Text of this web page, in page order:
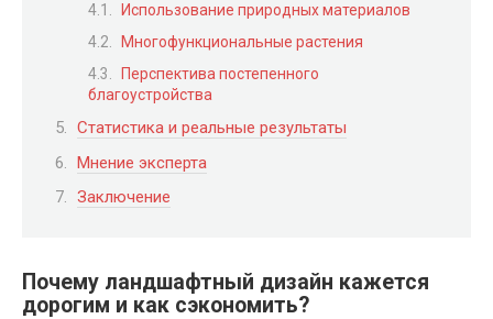
Использование природных материалов
Многофункциональные растения
Перспектива постепенного
благоустройства
Статистика и реальные результаты
Мнение эксперта
Заключение
Почему ландшафтный дизайн кажется
дорогим и как сэкономить?